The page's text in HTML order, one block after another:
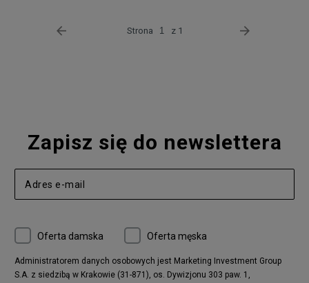
Strona z 1
Zapisz się do newslettera
Oferta damska Oferta męska
Administratorem danych osobowych jest Marketing Investment Group
S.A. z siedzibą w Krakowie (31-871), os. Dywizjonu 303 paw. 1,